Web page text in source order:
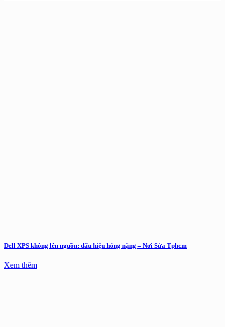
Dell XPS không lên nguồn: dấu hiệu hỏng nặng – Nơi Sửa Tphcm
Xem thêm